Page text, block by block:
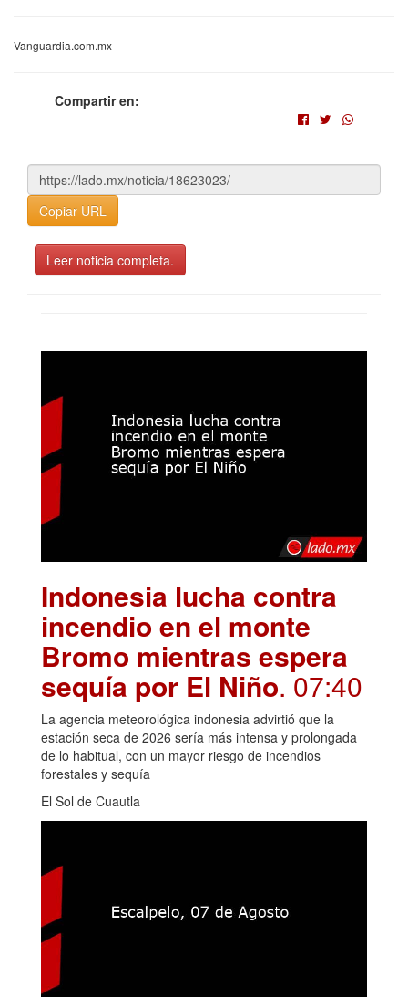
Vanguardia.com.mx
Compartir en:
Copiar URL
Leer noticia completa.
Indonesia lucha contra
incendio en el monte
Bromo mientras espera
sequía por El Niño. 07:40
La agencia meteorológica indonesia advirtió que la
estación seca de 2026 sería más intensa y prolongada
de lo habitual, con un mayor riesgo de incendios
forestales y sequía
El Sol de Cuautla